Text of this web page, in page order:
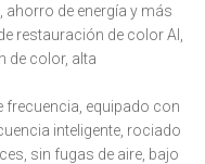
de energía y más
restauración de color AI,
de color, alta
frecuencia, equipado con
inteligente, rociado
sin fugas de aire, bajo